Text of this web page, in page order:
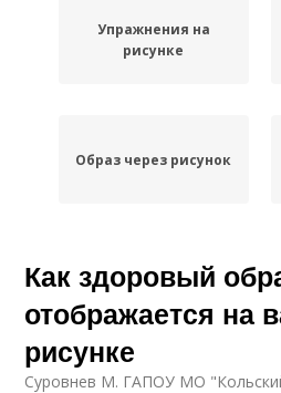
Упражнения на
рисунке
Образ через рисунок
Как здоровый
отображается на
рисунке
Суровнев М. ГАПОУ МО